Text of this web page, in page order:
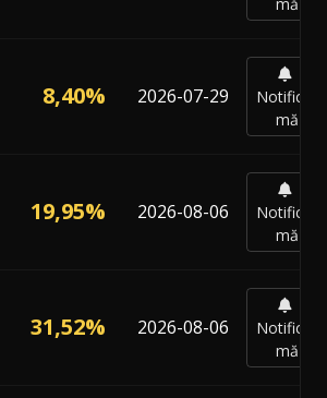
8,40% 2026-07-29
Notifică-
mă
19,95% 2026-08-06
Notifică-
mă
31,52% 2026-08-06
Notifică-
mă